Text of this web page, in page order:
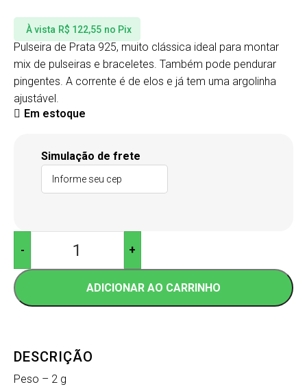
À vista R$ 122,55 no Pix
Pulseira de Prata 925, muito clássica ideal para montar
mix de pulseiras e braceletes. Também pode pendurar
pingentes. A corrente é de elos e já tem uma argolinha
ajustável.
Em estoque
Simulação de frete
- +
ADICIONAR AO CARRINHO
DESCRIÇÃO
Peso – 2 g